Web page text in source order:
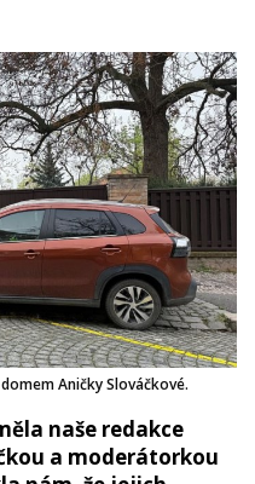
Aničky Slováčkové.
naše redakce
a moderátorkou